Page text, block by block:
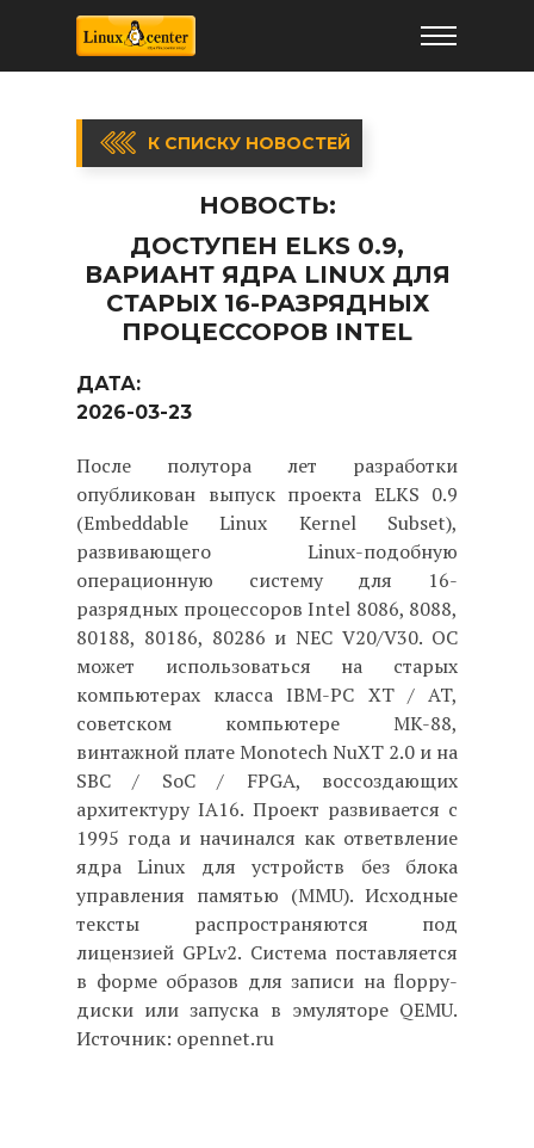
К СПИСКУ НОВОСТЕЙ
НОВОСТЬ:
ДОСТУПЕН ELKS 0.9,
ВАРИАНТ ЯДРА LINUX ДЛЯ
СТАРЫХ 16-РАЗРЯДНЫХ
ПРОЦЕССОРОВ INTEL
ДАТА:
2026-03-23
После полутора лет разработки
опубликован выпуск проекта ELKS 0.9
(Embeddable Linux Kernel Subset),
развивающего Linux-подобную
операционную систему для 16-
разрядных процессоров Intel 8086, 8088,
80188, 80186, 80286 и NEC V20/V30. ОС
может использоваться на старых
компьютерах класса IBM-PC XT / AT,
советском компьютере MK-88,
винтажной плате Monotech NuXT 2.0 и на
SBC / SoC / FPGA, воссоздающих
архитектуру IA16. Проект развивается с
1995 года и начинался как ответвление
ядра Linux для устройств без блока
управления памятью (MMU). Исходные
тексты распространяются под
лицензией GPLv2. Система поставляется
в форме образов для записи на floppy-
диски или запуска в эмуляторе QEMU.
Источник: opennet.ru